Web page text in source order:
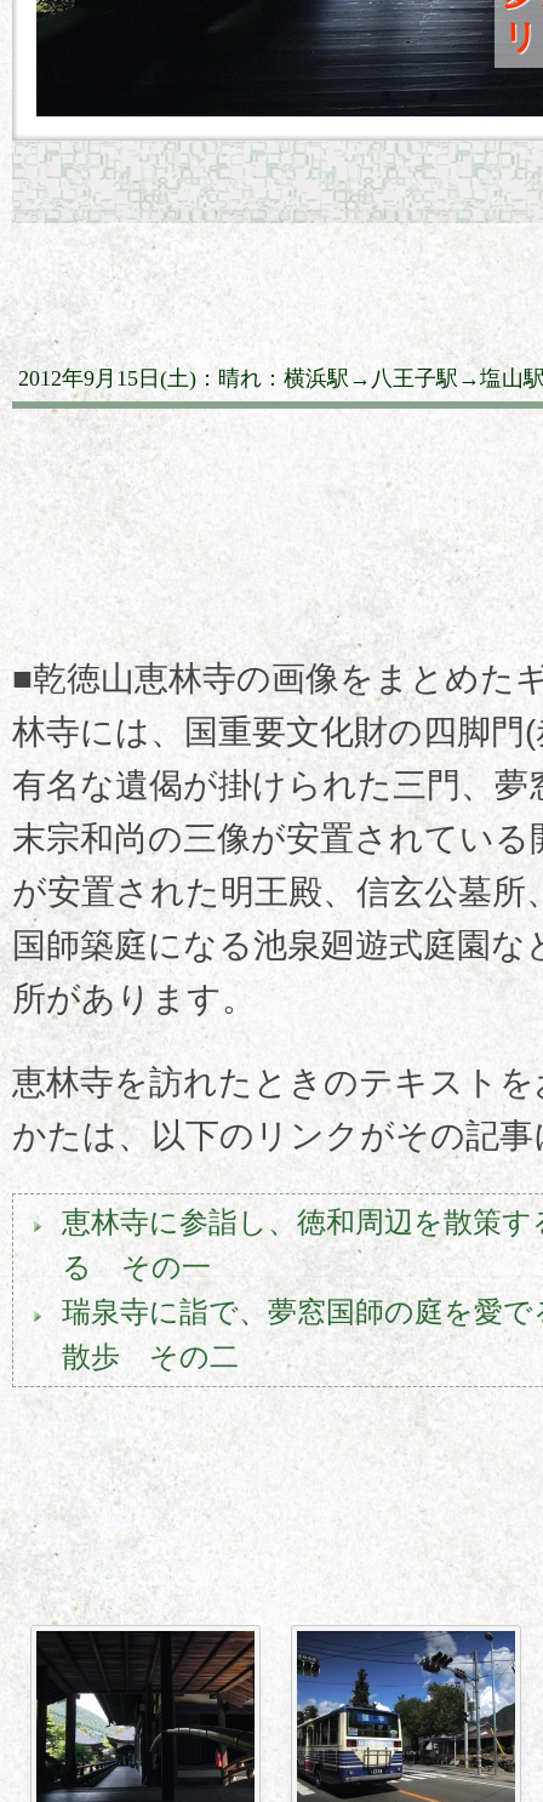
2012年9月15日(土)：晴れ：横浜駅→八王子駅→塩
■乾徳山恵林寺の画像をまとめた
林寺には、国重要文化財の四脚門
有名な遺偈が掛けられた三門、夢
末宗和尚の三像が安置されている
が安置された明王殿、信玄公墓所
国師築庭になる池泉廻遊式庭園
所があります。
恵林寺を訪れたときのテキスト
かたは、以下のリンクがその記
恵林寺に参詣し、徳和周辺を散策
る その一
瑞泉寺に詣で、夢窓国師の庭を愛
散歩 その二